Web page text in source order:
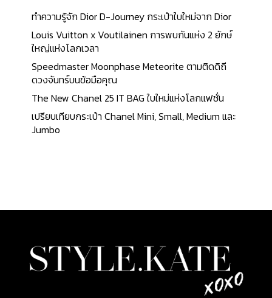
ทำความรู้จัก Dior D-Journey กระเป๋าใบใหม่จาก Dior
Louis Vuitton x Voutilainen การพบกันแห่ง 2 ยักษ์
ใหญ่แห่งโลกเวลา
Speedmaster Moonphase Meteorite ตามติดดิถี
ดวงจันทร์บนข้อมือคุณ
The New Chanel 25 IT BAG ใบใหม่แห่งโลกแฟชั่น
เปรียบเทียบกระเป๋า Chanel Mini, Small, Medium และ
Jumbo